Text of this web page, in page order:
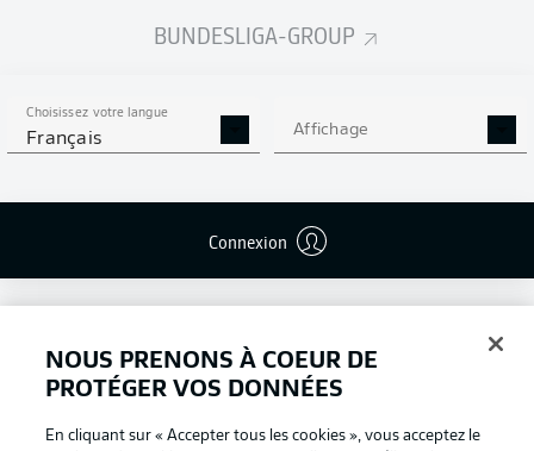
BUNDESLIGA-GROUP
Choisissez votre langue
Français Affichage
Connexion
NOUS PRENONS À COEUR DE
PROTÉGER VOS DONNÉES
En cliquant sur « Accepter tous les cookies », vous acceptez le